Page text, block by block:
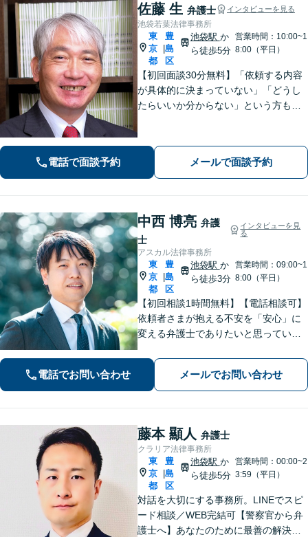
佐藤 生 弁護士 インタビューを見る
池袋若葉法律事務所
東
京
都
豊
島
区
池袋駅 か
ら徒歩5分
営業時間：10:00~1
8:00（平日）
【初回面談30分無料】「依頼する内容
が具体的に決まっていない」「どうし
たらいいか分からない」という方も、
故、相続遺言、不動産・住まい
電話で面談予約 メールで面談予約
中西 博亮 弁護
士
インタビューを見
る
アスカル法律事務所
東
京
都
豊
島
区
池袋駅 か
ら徒歩3分
営業時間：09:00~1
8:00（平日）
【初回相談1時間無料】【電話相談可】
依頼者さまが抱える不安を「安心」に
変える弁護士でありたいと思っていま
依頼者さまと密にコミュニケーション
を取ることを大切にしています。【休
日・夜間面談可】【メール・WEB相談
可】
電話でお問い合わせ メールでお問い合わせ
藤本 顯人 弁護士
クラリア法律事務所
東
京
都
豊
島
区
池袋駅 か
ら徒歩5分
営業時間：00:00~2
3:59（平日）
対話を大切にする事務所。LINEでスピ
ード相談／WEB完結可【警察官から弁
護士へ】あなたのために最善の解決を